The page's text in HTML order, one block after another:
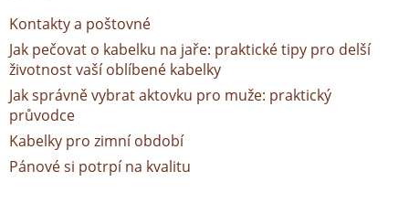
Kontakty a poštovné
Jak pečovat o kabelku na jaře: praktické tipy pro delší
životnost vaší oblíbené kabelky
Jak správně vybrat aktovku pro muže: praktický
průvodce
Kabelky pro zimní období
Pánové si potrpí na kvalitu